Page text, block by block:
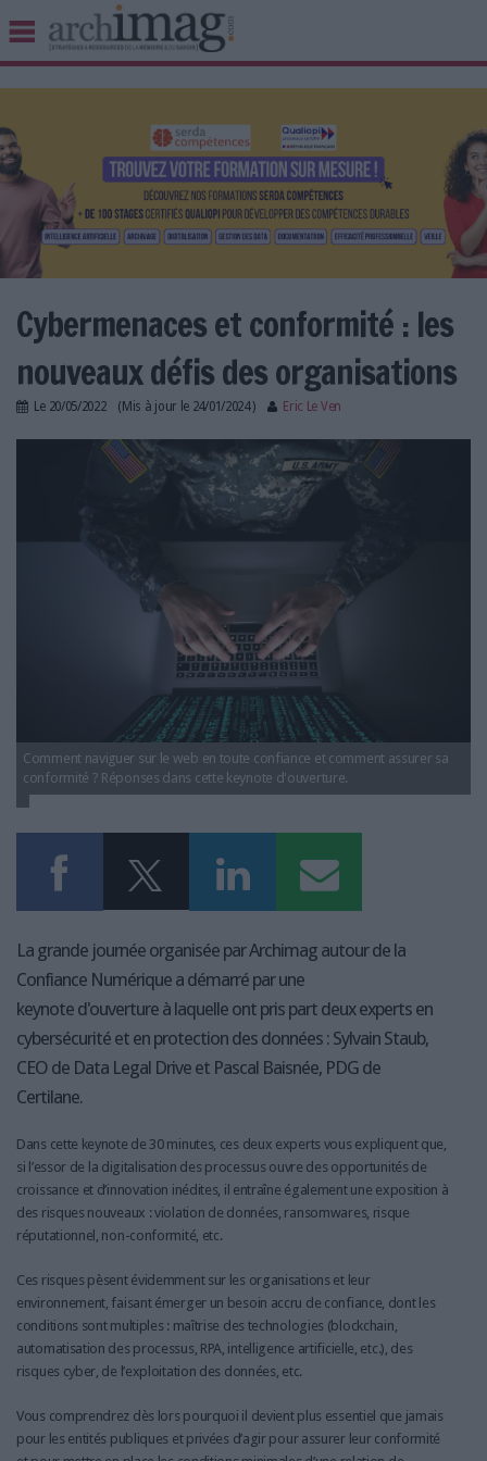
BIBLIOTHÈQUE ÉDITION
UNIVERS DATA
TRAVAIL COLLABORATIF
VIE NUMÉRIQUE
NUMÉRIQUE RESPONSABLE
LES DOSSIERS
LE MAGAZINE
L'ESPACE EMPLOI
L'ANNUAIRE DES ACTEURS
NOS OFFRES D'ABONNEMENTS
Cybermenaces et conformité : les
nouveaux défis des organisations
Le 20/05/2022 (Mis à jour le 24/01/2024) Eric Le Ven
keynote_cybermenaces.jpg
Comment naviguer sur le web en toute confiance et comment assurer sa
conformité ? Réponses dans cette keynote d'ouverture.
La grande journée organisée par Archimag autour de la
Confiance Numérique a démarré par une
keynote d'ouverture à laquelle ont pris part deux experts en
cybersécurité et en protection des données : Sylvain Staub,
CEO de Data Legal Drive et Pascal Baisnée, PDG de
Certilane.
Dans cette keynote de 30 minutes, ces deux experts vous expliquent que,
si l’essor de la digitalisation des processus ouvre des opportunités de
croissance et d’innovation inédites, il entraîne également une exposition à
des risques nouveaux : violation de données, ransomwares, risque
réputationnel, non-conformité, etc.
Ces risques pèsent évidemment sur les organisations et leur
environnement, faisant émerger un besoin accru de confiance, dont les
conditions sont multiples : maîtrise des technologies (blockchain,
automatisation des processus, RPA, intelligence artificielle, etc.), des
risques cyber, de l’exploitation des données, etc.
Vous comprendrez dès lors pourquoi il devient plus essentiel que jamais
pour les entités publiques et privées d’agir pour assurer leur conformité